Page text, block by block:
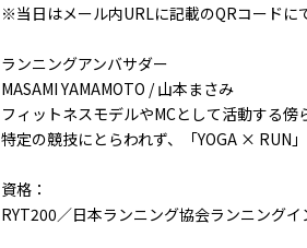
※当日はメール内URLに記載のQRコードに
ランニングアンバサダー
MASAMI YAMAMOTO / 山本まさみ
フィットネスモデルやMCとして活動する
特定の競技にとらわれず、「YOGA × RUN
資格：
RYT200／日本ランニング協会ランニング